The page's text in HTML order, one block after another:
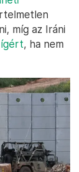
míg az Iráni
, ha nem